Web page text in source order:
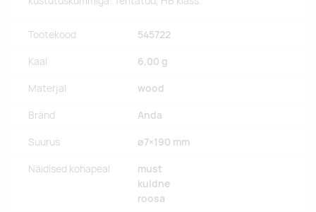
Tootekood 545722
Kaal 6,00 g
Materjal wood
Bränd Anda
Suurus ø7×190 mm
Näidised kohapeal
must
kuldne
roosa